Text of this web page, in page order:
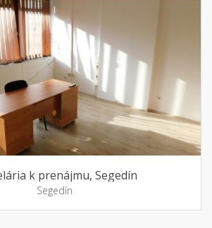
k prenájmu, Segedín
Segedín